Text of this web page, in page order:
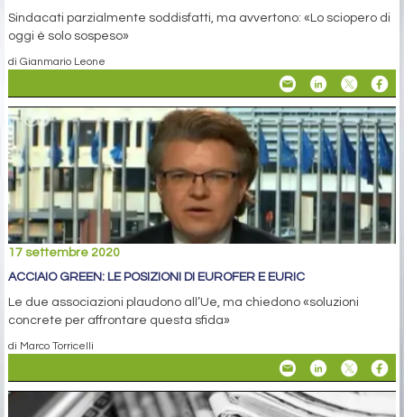
Sindacati parzialmente soddisfatti, ma avvertono: «Lo sciopero di
oggi è solo sospeso»
di Gianmario Leone
17 settembre 2020
ACCIAIO GREEN: LE POSIZIONI DI EUROFER E EURIC
Le due associazioni plaudono all’Ue, ma chiedono «soluzioni
concrete per affrontare questa sfida»
di Marco Torricelli